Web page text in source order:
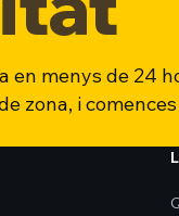
en menys de 24
zona, i